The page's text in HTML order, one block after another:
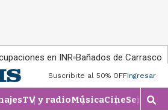
en INR Bañados de Carrasco
Suscribite al 50% OFFIngresar
TV y radioMúsicaCineSeries
M